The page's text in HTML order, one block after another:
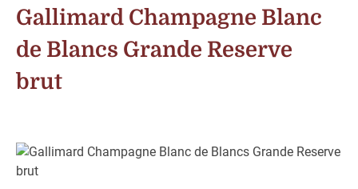
Gallimard Champagne Blanc
de Blancs Grande Reserve
brut
Bildergalerie überspringen